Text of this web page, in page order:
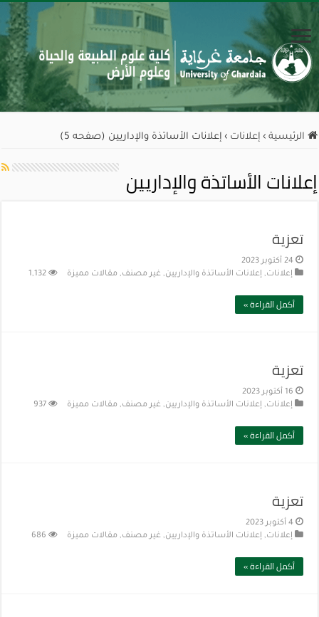
الرئيسية › إعلانات › إعلانات الأساتذة والإداريين (صفحه 5)
إعلانات الأساتذة والإداريين
تعزية
24 أكتوبر 2023
إعلانات, إعلانات الأساتذة والإداريين,غير مصنف, مقالات مميزة 1,132
أكمل القراءة »
تعزية
16 أكتوبر 2023
إعلانات, إعلانات الأساتذة والإداريين,غير مصنف, مقالات مميزة 937
أكمل القراءة »
تعزية
4 أكتوبر 2023
إعلانات, إعلانات الأساتذة والإداريين,غير مصنف, مقالات مميزة 686
أكمل القراءة »